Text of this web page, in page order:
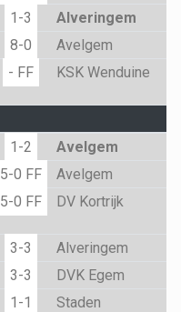
1-3 Alveringem
8-0 Avelgem
- FF KSK Wenduine
1-2 Avelgem
5-0 FF Avelgem
5-0 FF DV Kortrijk
3-3 Alveringem
3-3 DVK Egem
1-1 Staden